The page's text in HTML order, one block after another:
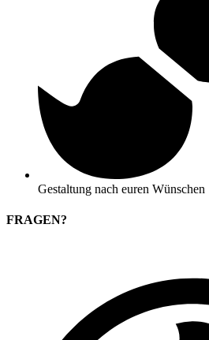
Gestaltung nach euren Wünschen
FRAGEN?